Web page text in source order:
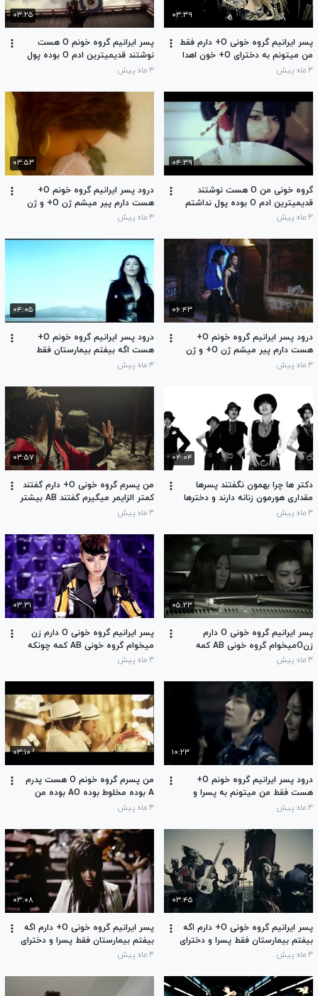
۰۳:۳۹
پسر ایرانیم گروه خونی O+ دارم فقط
من میتونم به دخترای O+ خون اهدا
۳ ماه پیش
۰۳:۲۵
پسر ایرانیم گروه خونم O هست
نوشتند قدیمیترین ادم O بوده پول
نداشتم زن نگرفتم در حال انقراضم
۳ ماه پیش
۰۴:۳۹
گروه خونی من O هست نوشتند
قدیمیترین ادم O بوده پول نداشتم
زن نگرفتم در حال انقراضم بای بای
۳ ماه پیش
۰۳:۵۳
درود پسر ایرانیم گروه خونم O+
هست دارم پیر میشم ژن O+ و ژن
O- دارم پول ندارم هنوز زن نگرفتم ۳ ماه پیش
۰۶:۴۳
درود پسر ایرانیم گروه خونم O+
هست دارم پیر میشم ژن O+ و ژن
O- دارم پول ندارم هنوز زن نگرفتم ۳ ماه پیش
۰۴:۰۵
درود پسر ایرانیم گروه خونم O+
هست اگه بیفتم بیمارستان فقط
شدم
۳ ماه پیش
۰۴:۰۴
دکتر ها چرا بهمون نگفتند پسرها
مقداری هورمون زنانه دارند و دخترها
مقداری هورمون مردانه دارند
۳ ماه پیش
۰۳:۵۷
من پسرم گروه خونی O+ دارم گفتند
کمتر الزایمر میگیرم گفتند AB بیشتر
الزایمر میگیره من پول ندارم بیمار
۳ ماه پیش
۰۵:۲۳
پسر ایرانیم گروه خونی O دارم
زنOمیخوام گروه خونی AB کمه
همینطورBO هستند
۳ ماه پیش
۰۳:۳۱
پسر ایرانیم گروه خونی O دارم زن
میخوام گروه خونی AB کمه چونکه
هستند
۳ ماه پیش
۱۰:۲۳
درود پسر ایرانیم گروه خونم O+
هست فقط من میتونم به پسرا و
دخترا O+خون اهدا کنم مشکل روانی
ندارم
۳ ماه پیش
۰۳:۱۰
من پسرم گروه خونم O هست پدرم
A بوده مخلوط بوده AO بوده من
۳ ماه پیش
۰۳:۴۵
پسر ایرانیم گروه خونی O+ دارم اگه
بیفتم بیمارستان فقط پسرا و دخترای
O+ و O- میتوانند بهم خون اهدا کنند
۳ ماه پیش
۰۳:۰۸
پسر ایرانیم گروه خونی O+ دارم اگه
بیفتم بیمارستان فقط پسرا و دخترای
O+ و O- میتوانند بهم خون اهدا کنند
۳ ماه پیش